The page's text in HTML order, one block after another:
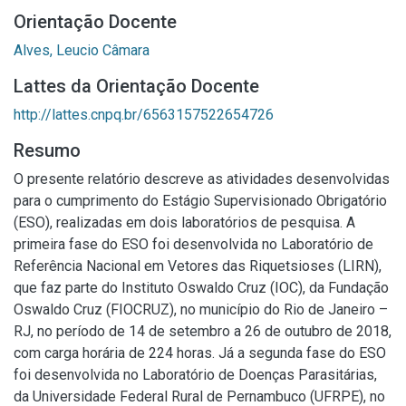
Orientação Docente
Alves, Leucio Câmara
Lattes da Orientação Docente
http://lattes.cnpq.br/6563157522654726
Resumo
O presente relatório descreve as atividades desenvolvidas
para o cumprimento do Estágio Supervisionado Obrigatório
(ESO), realizadas em dois laboratórios de pesquisa. A
primeira fase do ESO foi desenvolvida no Laboratório de
Referência Nacional em Vetores das Riquetsioses (LIRN),
que faz parte do Instituto Oswaldo Cruz (IOC), da Fundação
Oswaldo Cruz (FIOCRUZ), no município do Rio de Janeiro –
RJ, no período de 14 de setembro a 26 de outubro de 2018,
com carga horária de 224 horas. Já a segunda fase do ESO
foi desenvolvida no Laboratório de Doenças Parasitárias,
da Universidade Federal Rural de Pernambuco (UFRPE), no